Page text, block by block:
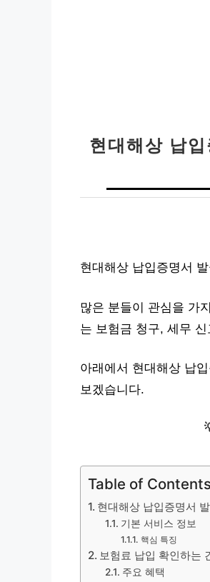
현대해상 납
현대해상 납입증명서
많은 분들이 관심을 가
는 보험금 청구, 세무
아래에서 현대해상 납
보겠습니다.
Table of Contents
현대해상 납입증명서
기본 서비스 정보
핵심 특징
보험료 납입 확인하는
주요 혜택